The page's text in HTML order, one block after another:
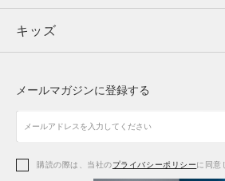
キッズ
アクセサリー
ボトムス
アクセサリー
トップス
シューズ
アクセサリー
キッズ
シューズ
メールマガジンに登録する
購読の際は、当社のプライバシーポリシーに同意